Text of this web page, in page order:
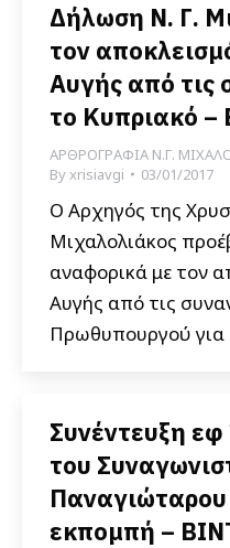
Δήλωση Ν. Γ.
τον
Αυγής από τις
το Κυπριακό –
ΑΡΘΡΟΓΡΑΦΙΑ Ν.Γ.
Byxrisiavgi 03/01/2017
Ο Αρχηγός της
Μιχαλολιάκος
αναφορικά με τον
Αυγής από τις
Πρωθυπουργού για
Συνέντευξη
του
Παναγιώταρου
εκπομπή –